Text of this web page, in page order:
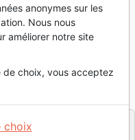
poche, noire
anonymes sur les
Nous nous
améliorer notre site
de choix, vous acceptez
choix